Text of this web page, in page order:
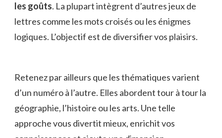
les goûts. La plupart intègrent d’autres jeux de
lettres comme les mots croisés ou les énigmes
logiques. L’objectif est de diversifier vos plaisirs.
Retenez par ailleurs que les thématiques varient
d’un numéro à l’autre. Elles abordent tour à tour la
géographie, l’histoire ou les arts. Une telle
approche vous divertit mieux, enrichit vos